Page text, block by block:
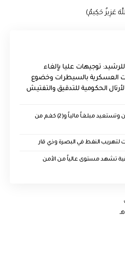
عَزِيزٌ حَكِيمٌ)
توجيهات عليا بإلغاء
العسكرية بالسيطرات وخضوع
الحكومية للتدقيق والتفتيش
شرطة الكرخ تطيح بسارقين وتستعيد مبلغاً مالياً و(2) كغم من
لتهريب النفط في البصرة وذي قار
تشهد مستوى عالياً من الأمن